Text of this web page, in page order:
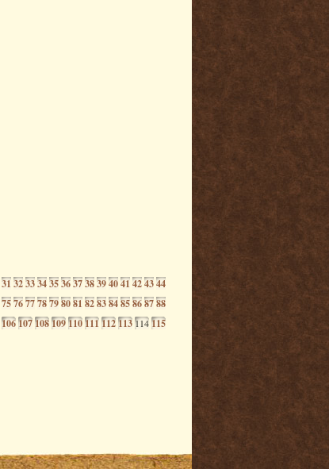
3132333435363738394041424344
7576777879808182838485868788
106107108109110111112113114115